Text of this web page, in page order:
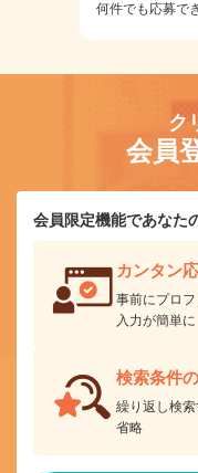
何件でも応募で
ク
会員
会員限定機能であなた
カンタン
事前にプロ
入力が簡単に
検索条件
繰り返し検
省略